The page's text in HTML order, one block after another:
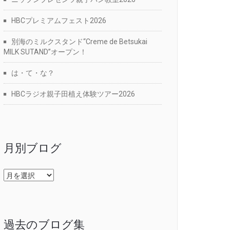
HBCプレミアムフェスト2026
別海のミルクスタンド“Creme de Betsukai
MILK SUTAND”オープン！
は・て・な？
HBCラジオ親子田植え体験ツアー2026
月別ブログ
月
別
過去のブログ集